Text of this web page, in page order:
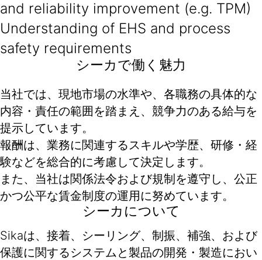
and reliability improvement (e.g. TPM)
Understanding of EHS and process
safety requirements
シーカで働く魅力
当社では、現地市場の水準や、各職務の具体的な
内容・責任の範囲を踏まえ、競争力のある給与を
提示しています。
報酬は、業務に関連するスキルや学歴、研修・経
験などを総合的に考慮して決定します。
また、当社は関係法令および規制を遵守し、公正
かつ公平な賃金制度の運用に努めています。
シーカについて
Sikaは、接着、シーリング、制振、補強、および
保護に関するシステムと製品の開発・製造におい